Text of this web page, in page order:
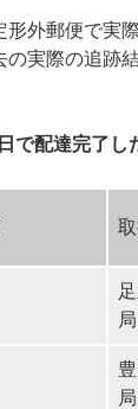
外郵便で実
実際の追跡
で配達完了し
局
局